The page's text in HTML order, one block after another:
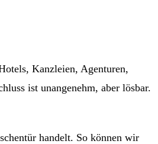
Kanzleien, Agenturen,
ist unangenehm, aber lösbar.
handelt. So können wir